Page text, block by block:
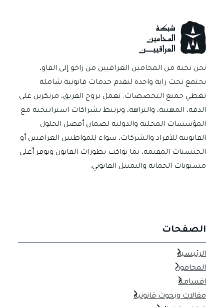
o
ok
نحن نخبة من المحامين العراقيين من زاخو إلى الفاو،
نجتمع تحت راية واحدة لنقدم خدمات قانونية شاملة
تغطي جميع التخصصات. نعمل بروح الفريق، مرتكزين على
الدقة، المهنية، والنزاهة، ونرتبط بشراكات استراتيجية مع
المؤسسات المحلية والدولية لضمان أفضل الحلول
القانونية للأفراد والشركات، سواء للمواطنين العراقيين أو
الجنسيات المقيمة، بما يواكب تطورات القانون ويوفر أعلى
مستويات الحماية والتمثيل القانوني.
الصفحات
الرئيسية
المحامون
اقسامنا
مقالات وبحوث قانونية